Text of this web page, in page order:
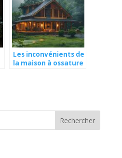
Les inconvénients de
la maison à ossature